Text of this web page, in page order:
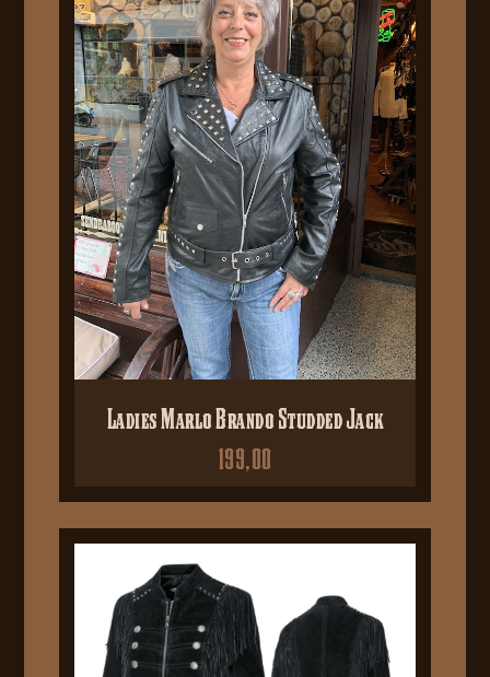
Ladies Marlo Brando Studded Jack
199,00